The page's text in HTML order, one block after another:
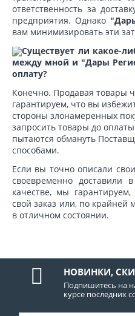
ответственность за
предприятия. Однако
вам минимизировать эти
Существует ли какое-
между мной и "Дары
оплату?
Конечно. Продавая товары
гарантируем, что вы
стороны злонамеренных
запросить товары до
пытаются обмануть
способами.
Если вы точно описали
своевременно доставили
качестве, мы
свой заказ или, по крайней
в отличном состоянии.
НОВИНКИ,
Подпишитесь на
курсе последних